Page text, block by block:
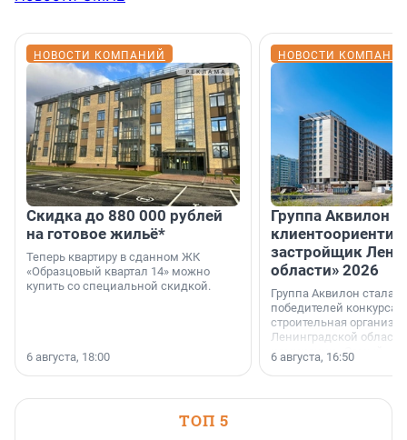
НОВОСТИ КОМПАНИЙ
Скидка до 880 000 рублей
на готовое жильё*
Теперь квартиру в сданном ЖК
«Образцовый квартал 14» можно
купить со специальной скидкой.
6 августа, 18:00
НОВОСТИ
Группа Аквилон
застройщик
области» 2026
Группа Аквилон стала
победителей конкурса
строительная
Ленинградской области
номинации «Самый
застройщик
6 августа, 16:50
ТОП 5